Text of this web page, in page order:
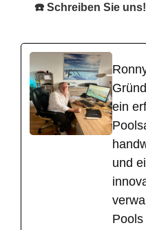
☎️ Schreiben Sie uns!
ein
und